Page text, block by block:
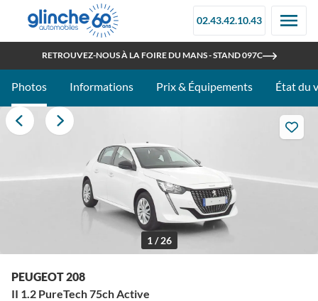
02.43.42.10.43
RETROUVEZ-NOUS À LA FOIRE DU MANS - STAND 097C
OUVERT TOUT L'ÉTÉ
Photos Informations Prix & Équipements État du
1 / 26
PEUGEOT 208
II 1.2 PureTech 75ch Active